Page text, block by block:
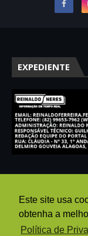
Este site usa
obtenha a
Política de
EXPEDIENTE